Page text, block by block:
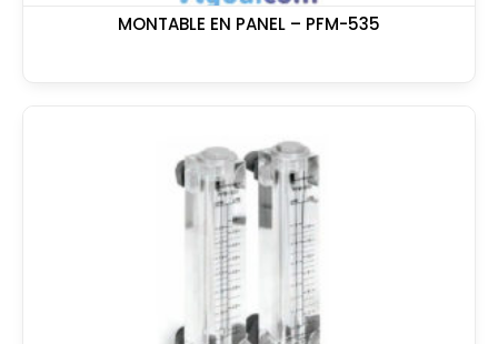
MONTABLE EN PANEL – PFM-535